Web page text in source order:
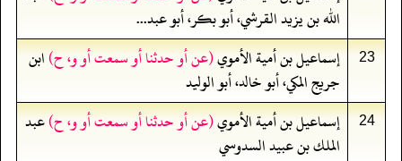
الله بن يزيد القرشي، أبو بكر، أبو عبد...
23 إسماعيل بن أمية الأموي(عن أو حدثنا أو سمعت أو و، ح)ابن
جريج المكي، أبو خالد، أبو الوليد
24 إسماعيل بن أمية الأموي(عن أو حدثنا أو سمعت أو و، ح)عبد
الملك بن عبيد السدوسي